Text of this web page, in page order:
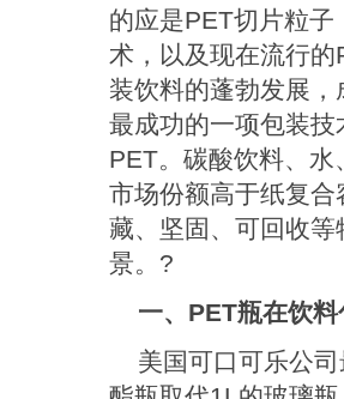
的应是PET切片粒子
术，以及现在流行的
装饮料的蓬勃发展
最成功的一项包装
PET。碳酸饮料、
市场份额高于纸复合
藏、坚固、可回收
景。 ?
一、 PET瓶在饮
美国可口可乐公